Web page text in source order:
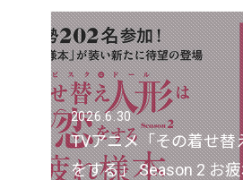
2026.6.30
TVアニメ「その着せ替
をする」 Season 2 お